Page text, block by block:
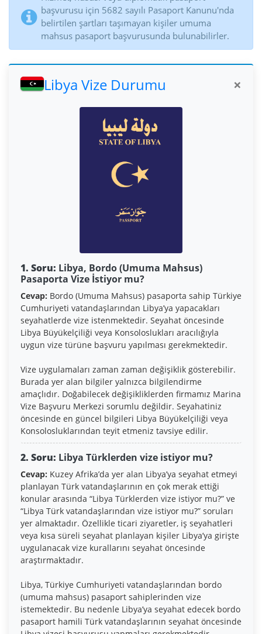
başvurusu için 5682 sayılı Pasaport Kanunu'nda
belirtilen şartları taşımayan kişiler umuma
mahsus pasaport başvurusunda bulunabilirler.
Libya Vize Durumu ×
1. Soru: Libya, Bordo (Umuma Mahsus)
Pasaporta Vize İstiyor mu?
Cevap: Bordo (Umuma Mahsus) pasaporta sahip Türkiye
Cumhuriyeti vatandaşlarından Libya’ya yapacakları
seyahatlerde vize istenmektedir. Seyahat öncesinde
Libya Büyükelçiliği veya Konsoloslukları aracılığıyla
uygun vize türüne başvuru yapılması gerekmektedir.
Vize uygulamaları zaman zaman değişiklik gösterebilir.
Burada yer alan bilgiler yalnızca bilgilendirme
amaçlıdır. Doğabilecek değişikliklerden firmamız Marina
Vize Başvuru Merkezi sorumlu değildir. Seyahatiniz
öncesinde en güncel bilgileri Libya Büyükelçiliği veya
Konsolosluklarından teyit etmeniz tavsiye edilir.
2. Soru: Libya Türklerden vize istiyor mu?
Cevap: Kuzey Afrika’da yer alan Libya’ya seyahat etmeyi
planlayan Türk vatandaşlarının en çok merak ettiği
konular arasında “Libya Türklerden vize istiyor mu?” ve
“Libya Türk vatandaşlarından vize istiyor mu?” soruları
yer almaktadır. Özellikle ticari ziyaretler, iş seyahatleri
veya kısa süreli seyahat planlayan kişiler Libya’ya girişte
uygulanacak vize kurallarını seyahat öncesinde
araştırmaktadır.
Libya, Türkiye Cumhuriyeti vatandaşlarından bordo
(umuma mahsus) pasaport sahiplerinden vize
istemektedir. Bu nedenle Libya’ya seyahat edecek bordo
pasaport hamili Türk vatandaşlarının seyahat öncesinde